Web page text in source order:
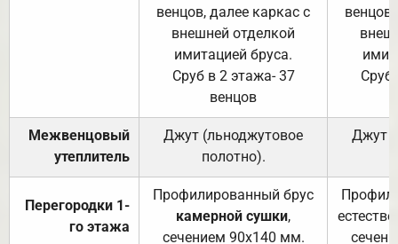
венцов, далее каркас с
внешней отделкой
имитацией бруса.
Сруб в 2 этажа- 37
венцов
Сруб
Межвенцовый
утеплитель
Джут (льноджутовое
полотно).
Джут
Перегородки 1-
го этажа
Профилированный брус
камерной сушки,
сечением 90х140 мм.